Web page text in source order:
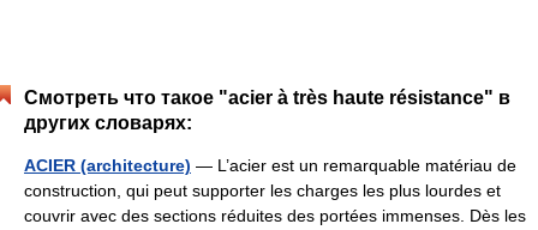
Смотреть что такое "acier à très haute résistance" в
других словарях:
ACIER (architecture) — L’acier est un remarquable matériau de
construction, qui peut supporter les charges les plus lourdes et
couvrir avec des sections réduites des portées immenses. Dès les